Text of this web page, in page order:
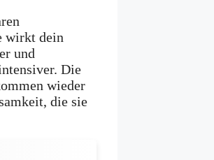
wirkt dein
und
Die
wieder
die sie